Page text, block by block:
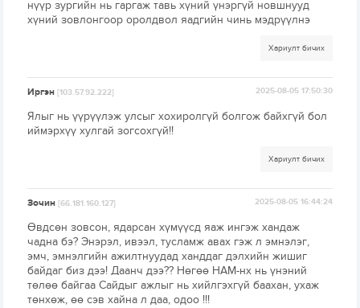
нүүр зургийн нь гаргаж тавь хүний үнэргүй новшнууд
хүний зовлонгоор оролдвол яадгийн чинь мэдрүүлнэ
Хариулт бичих
Иргэн[103.57.92.222] 2025-08-05 17:50:30
Ялыг нь үүрүүлэж улсыг хохиролгүй болгож байхгүй бол
иймэрхүү хулгай зогсохгүй!!
Хариулт бичих
Зочин[66.181.160.127] 2025-08-05 16:44:24
Өвдсөн зовсон, ядарсан хүмүүсд яаж ингэж хандаж
чадна бэ? Энэрэл, ивээл, тусламж авах гэж л эмнэлэг,
эмч, эмнэлгийн ажилтнуудад ханддаг дэлхийн жишиг
байдаг биз дээ! Даанч дээ?? Нөгөө НАМ-нх нь үнэний
төлөө байгаа Сайдыг ажлыг нь хийлгэхгүй баахан, ухаж
төнхөж, өө сэв хайна л даа, одоо !!!